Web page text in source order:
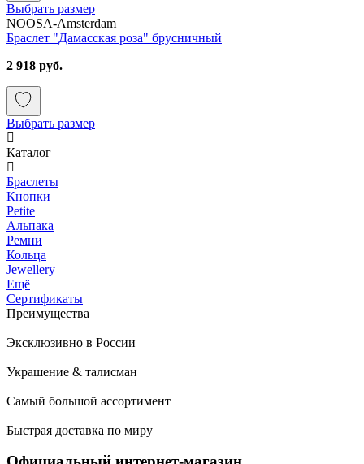
Выбрать размер
NOOSA-Amsterdam
Браслет "Дамасская роза" брусничный
2 918 руб.
Выбрать размер
Каталог
Браслеты
Кнопки
Petite
Альпака
Ремни
Кольца
Jewellery
Ещё
Сертификаты
Преимущества
Эксклюзивно в России
Украшение & талисман
Самый большой ассортимент
Быстрая доставка по миру